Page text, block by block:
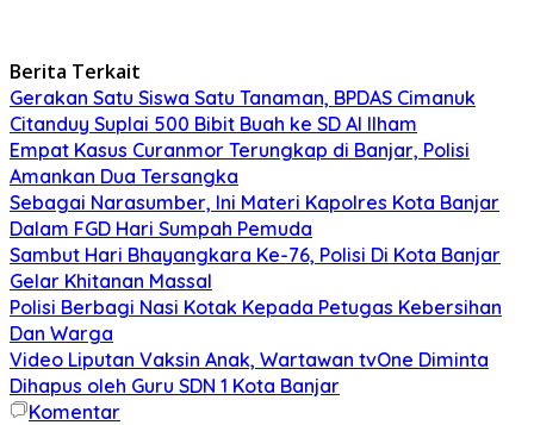
Berita Terkait
Gerakan Satu Siswa Satu Tanaman, BPDAS Cimanuk
Citanduy Suplai 500 Bibit Buah ke SD Al Ilham
Empat Kasus Curanmor Terungkap di Banjar, Polisi
Amankan Dua Tersangka
Sebagai Narasumber, Ini Materi Kapolres Kota Banjar
Dalam FGD Hari Sumpah Pemuda
Sambut Hari Bhayangkara Ke-76, Polisi Di Kota Banjar
Gelar Khitanan Massal
Polisi Berbagi Nasi Kotak Kepada Petugas Kebersihan
Dan Warga
Video Liputan Vaksin Anak, Wartawan tvOne Diminta
Dihapus oleh Guru SDN 1 Kota Banjar
Komentar